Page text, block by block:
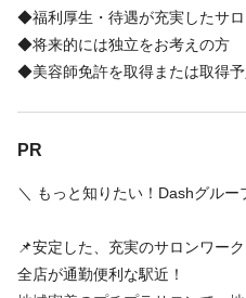
『スタッフ満足度＝顧客満足度』
スタッフにもお客様にも支持され
働き方、お給料、休日の日数、福
★ポイント①： 働き方の充実！
正社員の完全週休3日制を導入
家庭重視、子育てをしながら、
幅広い年齢の⼈が「安心安定」
続
93 件の店舗
hair Pride’s 吉祥寺店
東京都 武蔵野市 吉祥寺本町
関東を中心に100店舗以上を展開
『スタッフ満足度＝顧客満足度』
スタッフにもお客様にも支持され
可能です★
ができます。
家庭重視、子育てをしながら、
続
93 件の店舗
hair Pride’s 吉祥寺店
東京都 武蔵野市 吉祥寺本町
◆福利厚生・待遇が充実したサ
◆将来的には独立をお考えの方
◆美容師免許を取得または取得
PR
＼ もっと知りたい！Dashグルー
📌安定した、充実のサロンワーク
全店が通勤便利な駅近！